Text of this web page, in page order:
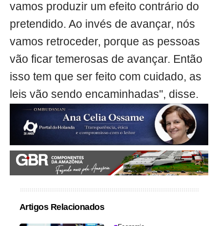
vamos produzir um efeito contrário do
pretendido. Ao invés de avançar, nós
vamos retroceder, porque as pessoas
vão ficar temerosas de avançar. Então
isso tem que ser feito com cuidado, as
leis vão sendo encaminhadas", disse.
Artigos Relacionados